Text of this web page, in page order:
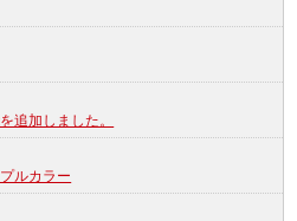
追加しました。
ルカラー